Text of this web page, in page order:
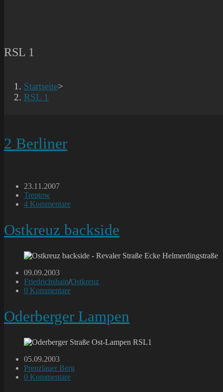
RSL 1
Startseite>
RSL 1
2 Berliner
Beitrag
veröffentlicht:
23.11.2007
Beitrags-
Kategorie:
Treptow
Beitrags-
4 Kommentare
Ostkreuz backside
Beitrag
veröffentlicht:
09.09.2003
Beitrags-
Kategorie:
Friedrichshain/Ostkreuz
Beitrags-
0 Kommentare
Oderberger Lampen
Beitrag
veröffentlicht:
05.09.2003
Beitrags-
Kategorie:
Prenzlauer Berg
Beitrags-
0 Kommentare